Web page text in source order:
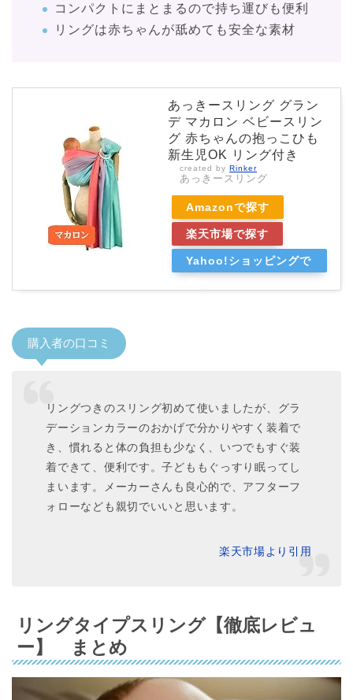
コンパクトにまとまるので持ち運びも便利
リングは赤ちゃんが舐めても安全な素材
あっきースリング グラン
デ マカロン ベビースリン
グ 赤ちゃんの抱っこひも
新生児OK リング付き
created by Rinker
あっきースリング
Amazonで探す
楽天市場で探す
Yahoo!ショッピングで
購入者の口コミ
リングつきのスリング初めて使いましたが、グラ
デーションカラーのおかげで分かりやすく装着で
き、慣れると体の負担も少なく、いつでもすぐ装
着できて、便利です。子どももぐっすり眠ってし
まいます。メーカーさんも良心的で、アフターフ
ォローなども親切でいいと思います。
楽天市場より引用
リングタイプスリング【徹底レビュ
ー】 まとめ